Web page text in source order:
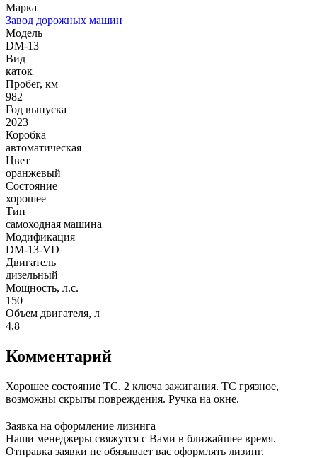
Марка
Завод дорожных машин
Модель
DM-13
Вид
каток
Пробег, км
982
Год выпуска
2023
Коробка
автоматическая
Цвет
оранжевый
Состояние
хорошее
Тип
самоходная машина
Модификация
DM-13-VD
Двигатель
дизельный
Мощность, л.с.
150
Объем двигателя, л
4,8
Комментарий
Хорошее состояние ТС. 2 ключа зажигания. ТС грязное,
возможны скрыты повреждения. Ручка на окне.
Заявка на оформление лизинга
Наши менеджеры свяжутся с Вами в ближайшее время.
Отправка заявки не обязывает вас оформлять лизинг.